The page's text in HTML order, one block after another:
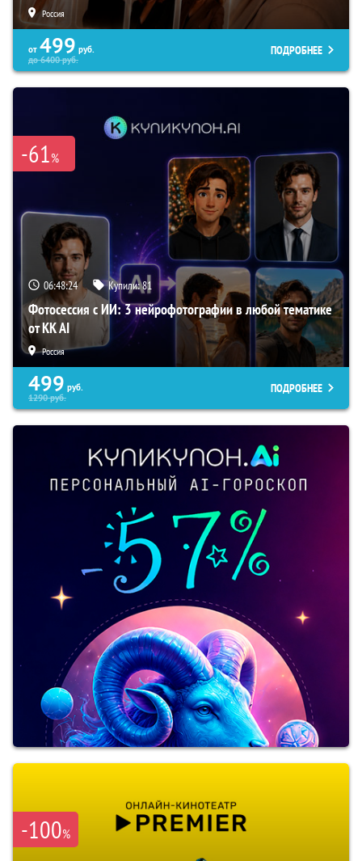
Россия
от 499 руб.
до6400руб.
ПОДРОБНЕЕ
-61%
06:48:23 Купили:81
Фотосессия с ИИ: 3 нейрофотографии в любой тематике
от KK AI
Россия
499 руб.
1290руб.
ПОДРОБНЕЕ
-100%